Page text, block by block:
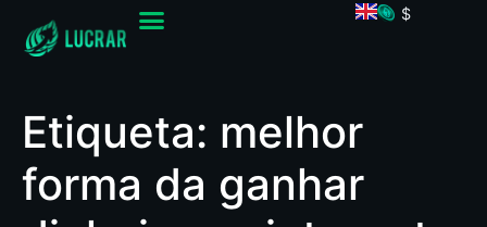
$
Etiqueta: melhor
forma da ganhar